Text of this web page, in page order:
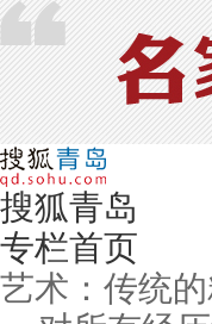
搜狐青岛
专栏首页
艺术：传统